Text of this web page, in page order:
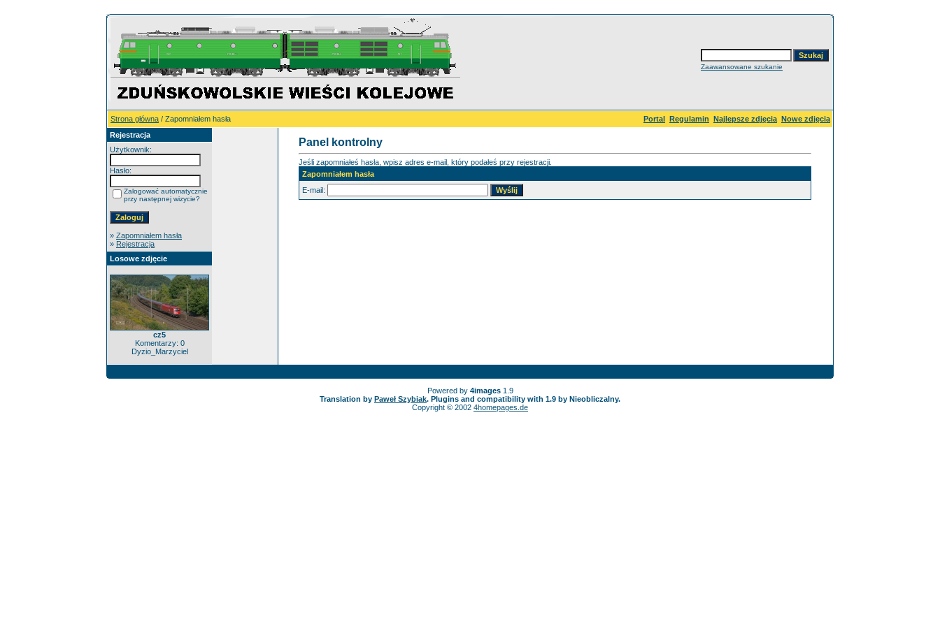
Zaawansowane szukanie
Strona główna / Zapomniałem hasła Portal Regulamin Najlepsze zdjęcia Nowe zdjęcia
Rejestracja
Użytkownik:
Hasło:
Zalogować automatycznie
przy następnej wizycie?
» Zapomniałem hasła
» Rejestracja
Losowe zdjęcie
cz5
Komentarzy: 0
Dyzio_Marzyciel
Panel kontrolny
Jeśli zapomniałeś hasła, wpisz adres e-mail, który podałeś przy rejestracji.
Zapomniałem hasła
E-mail:
Powered by 4images1.9
Translation by Paweł Szybiak. Plugins and compatibility with 1.9 by Nieobliczalny.
Copyright © 2002 4homepages.de